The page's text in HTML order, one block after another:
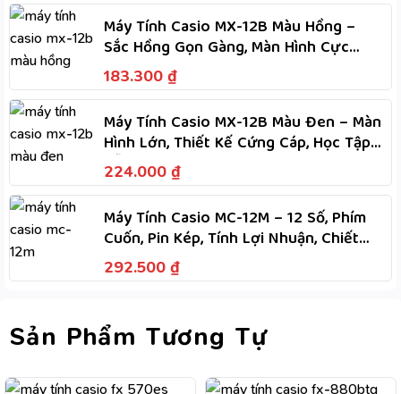
Máy Tính Casio MX-12B Màu Hồng –
Sắc Hồng Gọn Gàng, Màn Hình Cực
Lớn, Phím Dẻo, Tính Nhanh
183.300 ₫
Máy Tính Casio MX-12B Màu Đen – Màn
Hình Lớn, Thiết Kế Cứng Cáp, Học Tập
Dễ Dàng
224.000 ₫
Máy Tính Casio MC-12M – 12 Số, Phím
Cuốn, Pin Kép, Tính Lợi Nhuận, Chiết
Khấu, M+, M-
292.500 ₫
Sản Phẩm Tương Tự